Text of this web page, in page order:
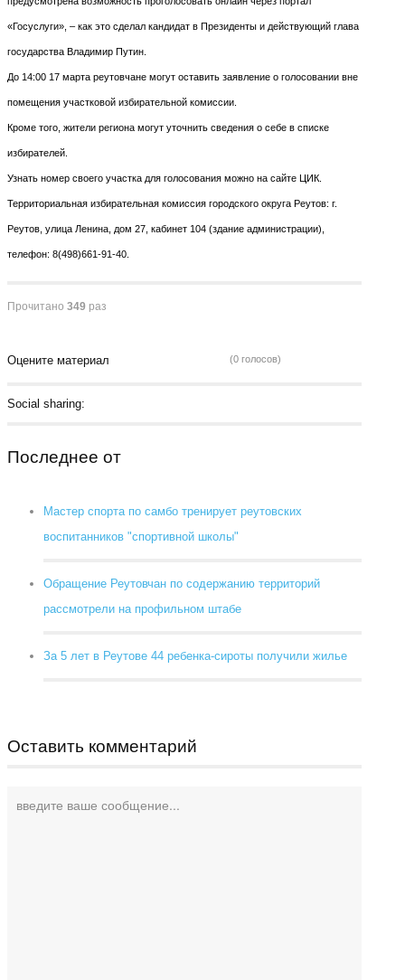
«Госуслуги», – как это сделал кандидат в Президенты и действующий глава
государства Владимир Путин.
До 14:00 17 марта реутовчане могут оставить заявление о голосовании вне
помещения участковой избирательной комиссии.
Кроме того, жители региона могут уточнить сведения о себе в списке
избирателей.
Узнать номер своего участка для голосования можно на сайте ЦИК.
Территориальная избирательная комиссия городского округа Реутов: г.
Реутов, улица Ленина, дом 27, кабинет 104 (здание администрации),
телефон: 8(498)661-91-40.
Прочитано 349 раз
Оцените материал (0 голосов)
Social sharing:
Последнее от
Мастер спорта по самбо тренирует реутовских
воспитанников "спортивной школы"
Обращение Реутовчан по содержанию территорий
рассмотрели на профильном штабе
За 5 лет в Реутове 44 ребенка-сироты получили жилье
Оставить комментарий